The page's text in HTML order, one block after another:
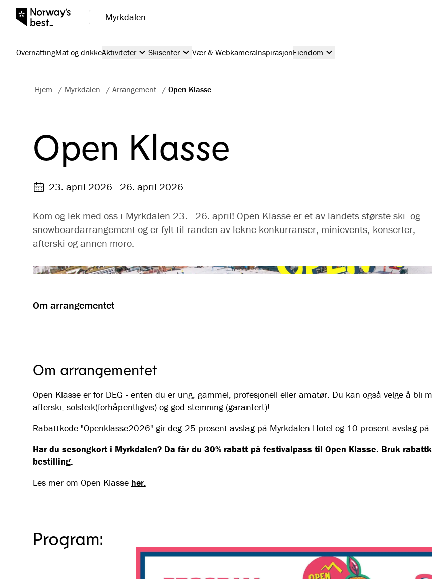
Myrkdalen
OvernattingMat og drikkeAktiviteter Skisenter Vær & WebkameraInspirasjonEiendom
Hjem / Myrkdalen / Arrangement / Open Klasse
Open Klasse
23. april 2026 - 26. april 2026
Kom og lek med oss i Myrkdalen 23. - 26. april! Open Klasse er et av landets største ski- og
snowboardarrangement og er fylt til randen av lekne konkurranser, minievents, konserter,
afterski og annen moro.
Om arrangementet
Om arrangementet
Open Klasse er for DEG - enten du er ung, gammel, profesjonell eller amatør. Du kan også velge å bli
afterski, solsteik(forhåpentligvis) og god stemning (garantert)!
Rabattkode "Openklasse2026" gir deg 25 prosent avslag på Myrkdalen Hotel og 10 prosent avslag
Har du sesongkort i Myrkdalen? Da får du 30% rabatt på festivalpass til Open Klasse. Bruk
bestilling.
Les mer om Open Klasse her.
Program: